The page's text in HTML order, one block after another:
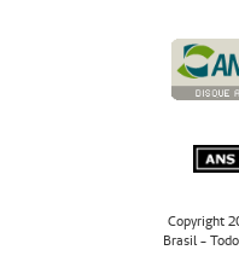
Copyright
Brasil -